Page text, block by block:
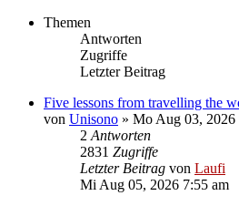
Themen
Antworten
Zugriffe
Letzter Beitrag
Five lessons from travelling the
von Unisono » Mo Aug 03, 2026
2 Antworten
2831 Zugriffe
Letzter Beitrag von Laufi
Mi Aug 05, 2026 7:55 am